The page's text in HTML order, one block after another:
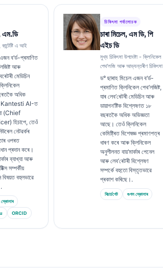
এম.ডি
কান্টেষ্টি এ আই
ব’ৰ্ড-প্ৰমাণিত
আৰু
মেডিচিন
অধিক
Kantesti AI-ত
(Chief
হিচাপে, তেওঁ
নেটৱৰ্কৰ
ওপৰত
প্ৰদান কৰে।
ব্যাখ্যা আৰু
সম্পৰ্কীয়
বিষয়ত বহুলভাৱে
ORCID
চিকিৎসা পৰ্যালোচক
চাৰা মিচেল, এম ডি, পি
এইচ ডি
মুখ্য চিকিৎসা উপদেষ্টা - ক্লিনিকেল
পেথ'লজি আৰু আভ্যন্তৰীণ চিকিৎসা
ড° ছাৰাহ মিচেল এজন ব’ৰ্ড-
প্ৰমাণিত ক্লিনিকেল পেথ’লজিষ্ট,
যাৰ লেব’ৰেটৰী মেডিচিন আৰু
ডায়াগন’ষ্টিক বিশ্লেষণত ১৮
বছৰতকৈ অধিক অভিজ্ঞতা
আছে। তেওঁ ক্লিনিকেল
কেমিষ্ট্ৰিত বিশেষজ্ঞ প্ৰমাণপত্ৰ
ধাৰণ কৰে আৰু ক্লিনিকেল
অনুশীলনত বায়’মাৰ্কাৰ পেনেল
আৰু লেব’ৰেটৰী বিশ্লেষণ
সম্পৰ্কে বহুতো বিস্তৃতভাৱে
প্ৰকাশ কৰিছে।.
ৰিচাৰ্চগেট গুগল স্কোলাৰ